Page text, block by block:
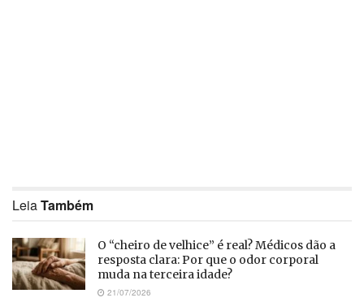
LeiaTambém
O “cheiro de velhice” é real? Médicos dão a
resposta clara: Por que o odor corporal
muda na terceira idade?
21/07/2026